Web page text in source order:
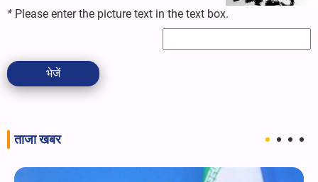
* Please enter the picture text in the text box.
भेजें
ताजा खबर